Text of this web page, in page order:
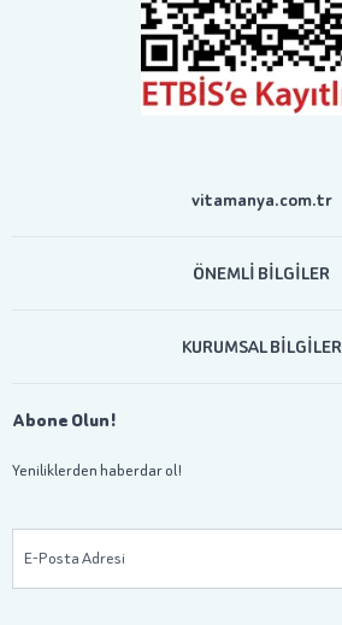
vitamanya.com.tr
ÖNEMLİ BİLGİLER
KURUMSAL BİLGİLER
Abone Olun!
Yeniliklerden haberdar ol!
E-Posta Adresi